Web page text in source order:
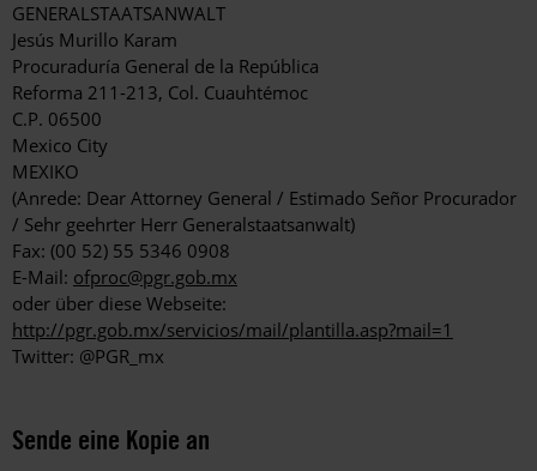
GENERALSTAATSANWALT
Jesús Murillo Karam
Procuraduría General de la República
Reforma 211-213, Col. Cuauhtémoc
C.P. 06500
Mexico City
MEXIKO
(Anrede: Dear Attorney General / Estimado Señor Procurador
/ Sehr geehrter Herr Generalstaatsanwalt)
Fax: (00 52) 55 5346 0908
E-Mail: ofproc@pgr.gob.mx
oder über diese Webseite:
http://pgr.gob.mx/servicios/mail/plantilla.asp?mail=1
Twitter: @PGR_mx
Sende eine Kopie an